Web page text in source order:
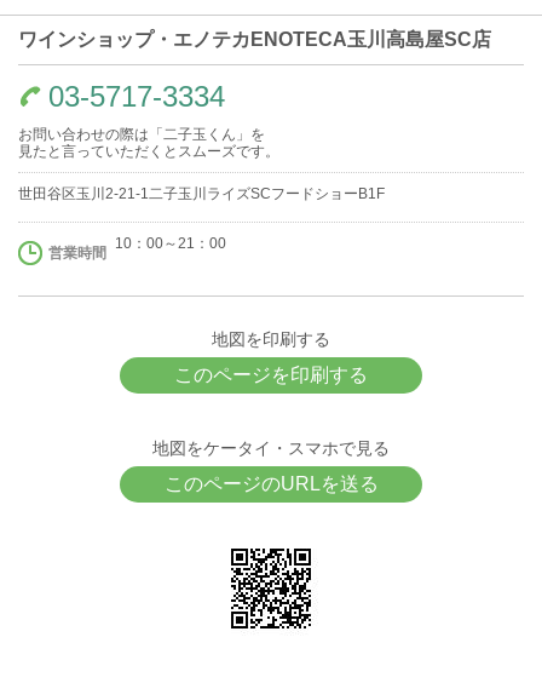
ワインショップ・エノテカENOTECA玉川高島屋SC店
03-5717-3334
お問い合わせの際は「二子玉くん」を
見たと言っていただくとスムーズです。
世田谷区玉川2-21-1二子玉川ライズSCフードショーB1F
営業時間
10：00～21：00
地図を印刷する
このページを印刷する
地図をケータイ・スマホで見る
このページのURLを送る